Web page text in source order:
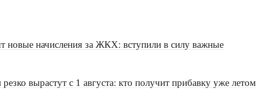
новые начисления за ЖКХ: вступили в силу важные
вырастут с 1 августа: кто получит прибавку уже летом